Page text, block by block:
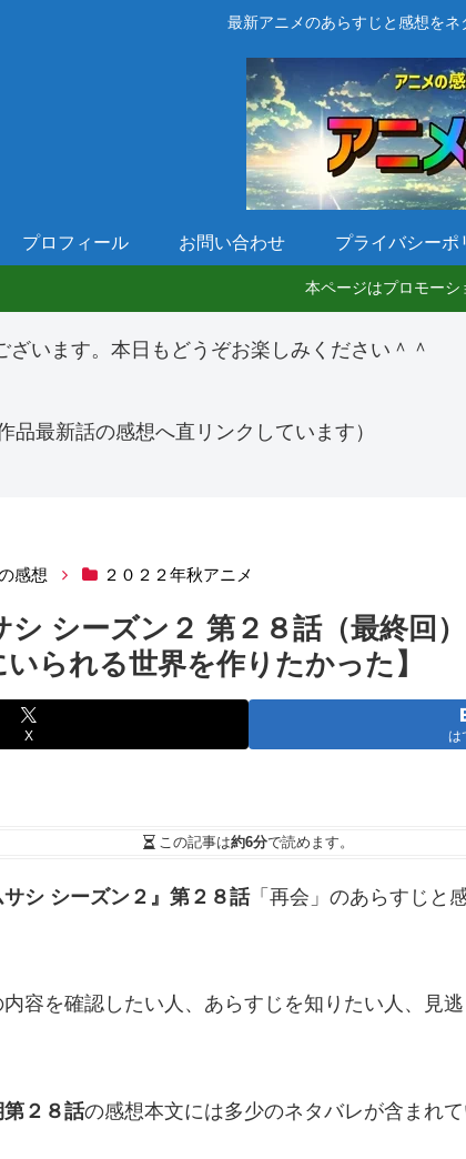
最新アニメのあらすじと感想をネ
プロフィール お問い合わせ プライバシーポ
本ページはプロモーシ
ざいます。本日もどうぞお楽しみください＾＾
最新話の感想へ直リンクしています）
感想 ２０２２年秋アニメ
シ シーズン２ 第２８話（最終回
いられる世界を作りたかった】
X は
この記事は約6分で読めます。
サシ シーズン２』第２８話「再会」のあらすじと
容を確認したい人、あらすじを知りたい人、見
第２８話の感想本文には多少のネタバレが含まれ